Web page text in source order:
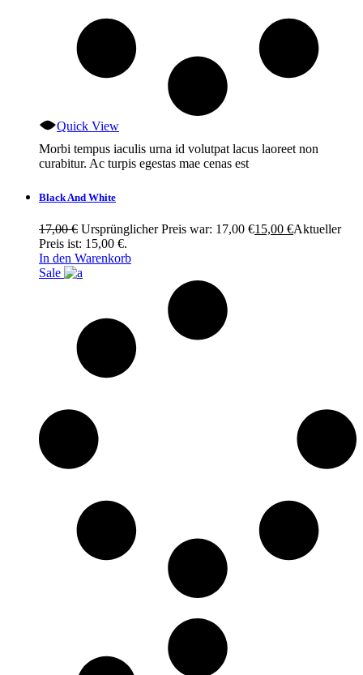
Quick View
Morbi tempus iaculis urna id volutpat lacus laoreet non
curabitur. Ac turpis egestas mae cenas est
Black And White
17,00€ Ursprünglicher Preis war: 17,00 €15,00 €Aktueller
Preis ist: 15,00 €.
In den Warenkorb
Sale